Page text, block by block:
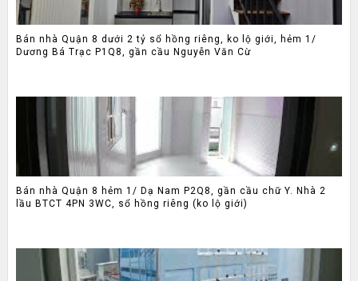
Bán nhà Quận 8 dưới 2 tỷ sổ hồng riêng, ko lộ giới, hẻm 1/
Dương Bá Trạc P1Q8, gần cầu Nguyễn Văn Cừ
Bán nhà Quận 8 hẻm 1/ Dạ Nam P2Q8, gần cầu chữ Y. Nhà 2
lầu BTCT 4PN 3WC, sổ hồng riêng (ko lộ giới)